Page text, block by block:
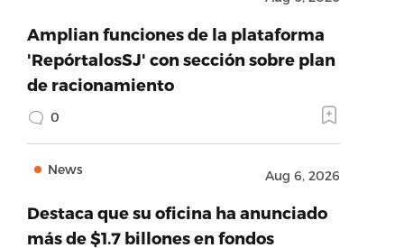
Amplian funciones de la plataforma
'RepórtalosSJ' con sección sobre plan
de racionamiento
0
News Aug 6, 2026
Destaca que su oficina ha anunciado
más de $1.7 billones en fondos